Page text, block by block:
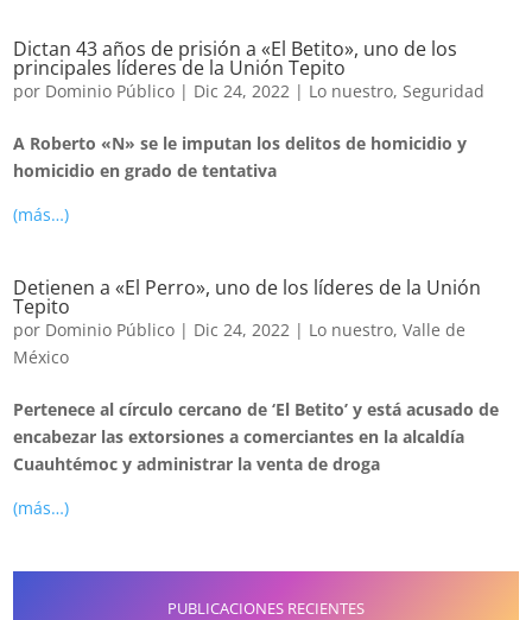
Dictan 43 años de prisión a «El Betito», uno de los
principales líderes de la Unión Tepito
por Dominio Público | Dic 24, 2022 | Lo nuestro, Seguridad
A Roberto «N» se le imputan los delitos de homicidio y
homicidio en grado de tentativa
(más…)
Detienen a «El Perro», uno de los líderes de la Unión
Tepito
por Dominio Público | Dic 24, 2022 | Lo nuestro,Valle de
México
Pertenece al círculo cercano de ‘El Betito’ y está acusado de
encabezar las extorsiones a comerciantes en la alcaldía
Cuauhtémoc y administrar la venta de droga
(más…)
PUBLICACIONES RECIENTES